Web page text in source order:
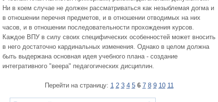
Ни в коем случае не должен рассматриваться как незыблемая догма и
в отношении перечня предметов, и в отношении отводимых на них
часов, и в отношении последовательности прохождения курсов.
Каждое ВПУ в силу своих специфических особенностей может вносить
в него достаточно кардинальных изменения. Однако в целом должна
быть выдержана основная идея учебного плана - создание
интегративного "веера" педагогических дисциплин.
Перейти на страницу: 1 2 3 4 5 6 7 8 9 10 11